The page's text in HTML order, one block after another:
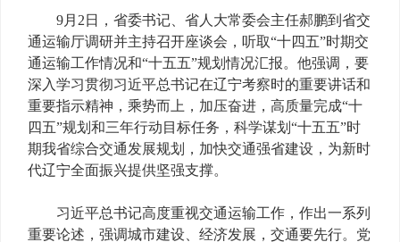
9月2日，省委书记、省人大常委会主任郝鹏到省交
通运输厅调研并主持召开座谈会，听取“十四五”时期交
通运输工作情况和“十五五”规划情况汇报。他强调，要
深入学习贯彻习近平总书记在辽宁考察时的重要讲话和
重要指示精神，乘势而上，加压奋进，高质量完成“十
四五”规划和三年行动目标任务，科学谋划“十五五”时
期我省综合交通发展规划，加快交通强省建设，为新时
代辽宁全面振兴提供坚强支撑。
习近平总书记高度重视交通运输工作，作出一系列
重要论述，强调城市建设、经济发展，交通要先行。党